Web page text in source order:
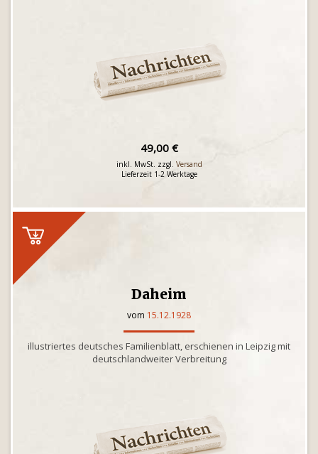
49,00 €
inkl. MwSt. zzgl. Versand
Lieferzeit 1-2 Werktage
Daheim
vom 15.12.1928
illustriertes deutsches Familienblatt, erschienen in Leipzig mit
deutschlandweiter Verbreitung